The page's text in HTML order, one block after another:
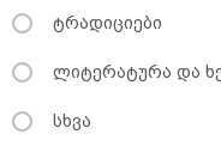
ტრადიციები
ლიტერატურა და
სხვა